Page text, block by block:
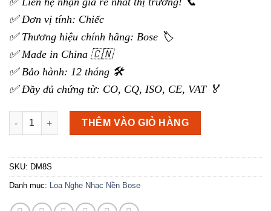
✅ Đơn vị tính: Chiếc
✅ Thương hiệu chính hãng: Bose 🏷️
✅ Made in China 🇨🇳
✅ Bảo hành: 12 tháng 🛠️
✅ Đầy đủ chứng từ: CO, CQ, ISO, CE, VAT 🏅
Loa nghe nhạc nền Bose DM8S số lượng
THÊM VÀO GIỎ HÀNG
SKU: DM8S
Danh mục: Loa Nghe Nhạc Nền Bose